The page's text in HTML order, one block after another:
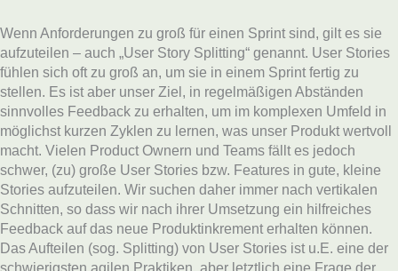
Wenn Anforderungen zu groß für einen Sprint sind, gilt es sie
aufzuteilen – auch „User Story Splitting“ genannt. User Stories
fühlen sich oft zu groß an, um sie in einem Sprint fertig zu
stellen. Es ist aber unser Ziel, in regelmäßigen Abständen
sinnvolles Feedback zu erhalten, um im komplexen Umfeld in
möglichst kurzen Zyklen zu lernen, was unser Produkt wertvoll
macht. Vielen Product Ownern und Teams fällt es jedoch
schwer, (zu) große User Stories bzw. Features in gute, kleine
Stories aufzuteilen. Wir suchen daher immer nach vertikalen
Schnitten, so dass wir nach ihrer Umsetzung ein hilfreiches
Feedback auf das neue Produktinkrement erhalten können.
Das Aufteilen (sog. Splitting) von User Stories ist u.E. eine der
schwierigsten agilen Praktiken, aber letztlich eine Frage der